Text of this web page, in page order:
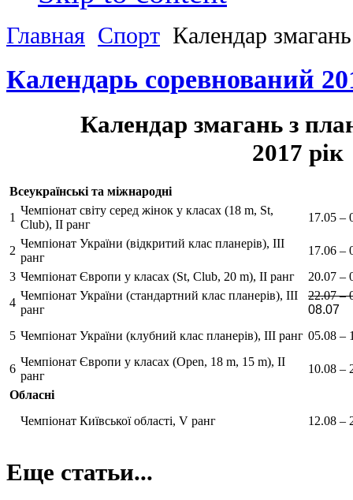
Главная Спорт Календар змагань
Календарь соревнований
Календар змагань з
2017 рік
Всеукраїнські та міжнародні
1
Чемпіонат світу серед жінок у класах (18 m, St,
Club), II ранг
17.05 –
2
Чемпіонат України (відкритий клас планерів), III
ранг
17.06 –
3 Чемпіонат Європи у класах (St, Club, 20 m), II ранг
20.07 –
4
Чемпіонат України (стандартний клас планерів), III
ранг
22.07 –
08.07
5 Чемпіонат України (клубний клас планерів), III ранг 05.08 –
6
Чемпіонат Європи у класах (Open, 18 m, 15 m), II
ранг
10.08 –
Обласні
Чемпіонат Київської області, V ранг
12.08 –
Еще статьи...